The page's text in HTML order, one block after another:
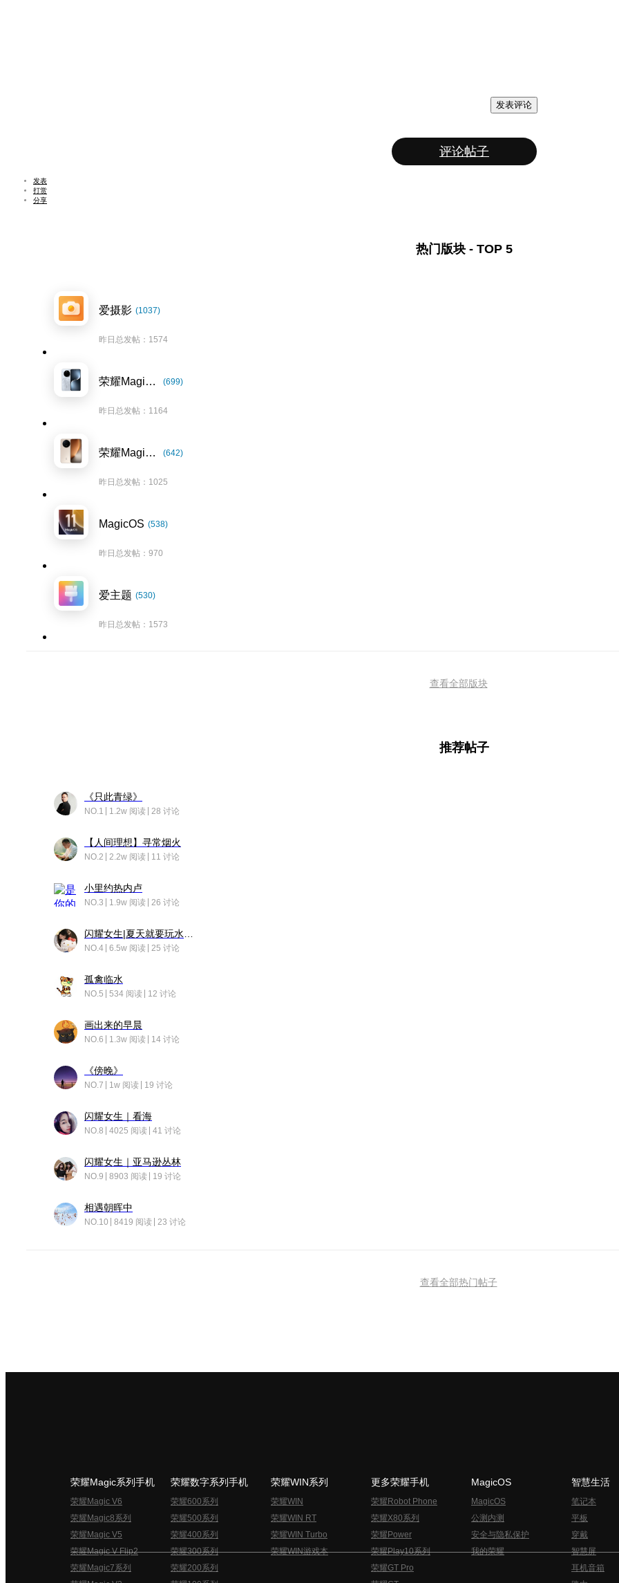
发表评论
评论帖子
发表
打赏
分享
热门版块 - TOP 5
爱摄影 (1037)
昨日总发帖：1574
荣耀Magic7系列 (699)
昨日总发帖：1164
荣耀Magic8系列 (642)
昨日总发帖：1025
MagicOS (538)
昨日总发帖：970
爱主题 (530)
昨日总发帖：1573
查看全部版块
推荐帖子
《只此青绿》
NO.1 1.2w 阅读 28 讨论
【人间理想】寻常烟火
NO.2 2.2w 阅读 11 讨论
小里约热内卢
NO.3 1.9w 阅读 26 讨论
NO.4 6.5w 阅读 25 讨论
孤禽临水
NO.5 534 阅读 12 讨论
画出来的早晨
NO.6 1.3w 阅读 14 讨论
《傍晚》
NO.7 1w 阅读 19 讨论
闪耀女生｜看海
NO.8 4025 阅读 41 讨论
闪耀女生｜亚马逊丛林
NO.9 8903 阅读 19 讨论
相遇朝晖中
NO.10 8419 阅读 23 讨论
查看全部热门帖子
荣耀Magic系列手机
荣耀Magic V6
荣耀Magic8系列
荣耀Magic V5
荣耀Magic V Flip2
荣耀Magic7系列
荣耀数字系列手机
荣耀600系列
荣耀500系列
荣耀400系列
荣耀300系列
荣耀200系列
荣耀WIN系列
荣耀WIN
荣耀WIN RT
荣耀WIN Turbo
荣耀WIN游戏本
更多荣耀手机
荣耀Robot Phone
荣耀X80系列
荣耀Power
荣耀Play10系列
荣耀GT Pro
MagicOS
MagicOS
公测内测
安全与隐私保护
我的荣耀
智慧生活
笔记本
平板
穿戴
智慧屏
耳机音箱